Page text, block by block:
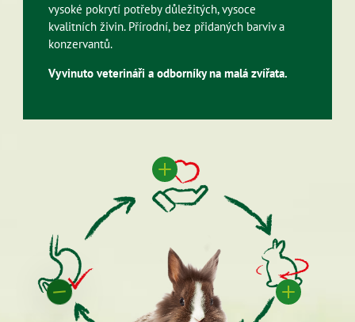
vysoké pokrytí potřeby důležitých, vysoce
kvalitních živin. Přírodní, bez přidaných barviv a
konzervantů.
Vyvinuto veterináři a odborníky na malá zvířata.